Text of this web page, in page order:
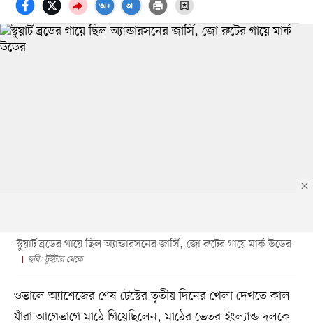
স্টুয়ার্ট ব্রডের গায়ে ছিল অ্যান্ডারসনের জার্সি, জো রুটের গায়ে মার্ক উডের
ছবি: টুইটার থেকে
ওভালে অ্যাশেজের শেষ টেস্টের তৃতীয় দিনের খেলা দেখতে কাল
যাঁরা আগেভাগে মাঠে গিয়েছিলেন, মাঠের ভেতর ইংল্যান্ড দলকে